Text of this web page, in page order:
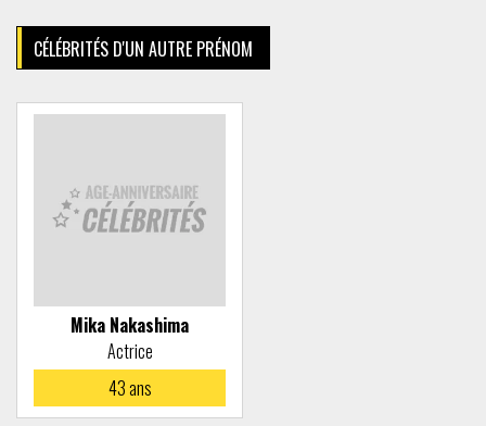
CÉLÉBRITÉS D'UN AUTRE PRÉNOM
Mika Nakashima
Actrice
43ans